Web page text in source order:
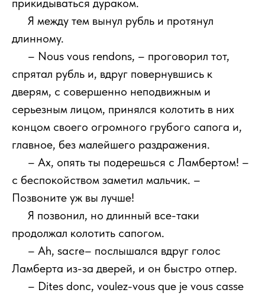
прикидываться дураком.
Я между тем вынул рубль и протянул
длинному.
– Nous vous rendons, – проговорил тот,
спрятал рубль и, вдруг повернувшись к
дверям, с совершенно неподвижным и
серьезным лицом, принялся колотить в них
концом своего огромного грубого сапога и,
главное, без малейшего раздражения.
– Ах, опять ты подерешься с Ламбертом! –
с беспокойством заметил мальчик. –
Позвоните уж вы лучше!
Я позвонил, но длинный все-таки
продолжал колотить сапогом.
– Ah, sacre– послышался вдруг голос
Ламберта из-за дверей, и он быстро отпер.
– Dites donc, voulez-vous que je vous casse